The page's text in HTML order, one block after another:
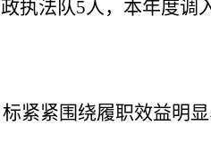
执法队5人，本年度调
紧紧围绕履职效益明